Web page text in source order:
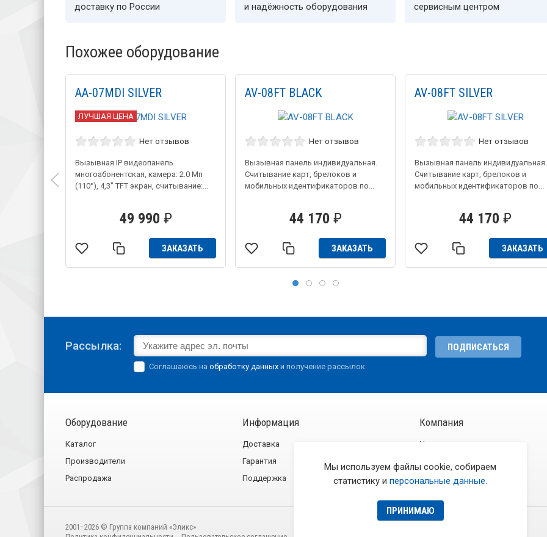
доставку по России
и надёжность оборудования
сервисным центром
Похожее оборудование
AA-07MDI SILVER
ЛУЧШАЯ ЦЕНА
Нет отзывов
Вызывная IP видеопанель
многоабонентская, камера: 2.0 Мп
(110°), 4,3" TFT экран, считывание:...
49 990 ₽
ЗАКАЗАТЬ
AV-08FT BLACK
Нет отзывов
Вызывная панель индивидуальная.
Считывание карт, брелоков и
мобильных идентификаторов по...
44 170 ₽
ЗАКАЗАТЬ
AV-08FT SILVER
Нет отзывов
Вызывная панель индивидуальная.
Считывание карт, брелоков и
мобильных идентификаторов по...
44 170 ₽
ЗАКАЗАТЬ
Рассылка: ПОДПИСАТЬСЯ
Соглашаюсь на обработку данных и получение рассылок
Оборудование
Каталог
Производители
Распродажа
Информация
Доставка
Гарантия
Поддержка
Компания
Новости
Контакты
2001−2026 © Группа компаний «Эликс»
Мы используем файлы cookie, собираем
статистику и персональные данные.
ПРИНИМАЮ